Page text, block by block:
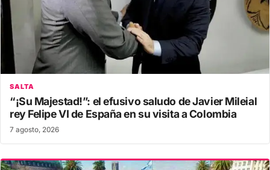
SALTA
“¡Su Majestad!”: el efusivo saludo de Javier Mileial
rey Felipe VI de España en su visita a Colombia
7 agosto, 2026